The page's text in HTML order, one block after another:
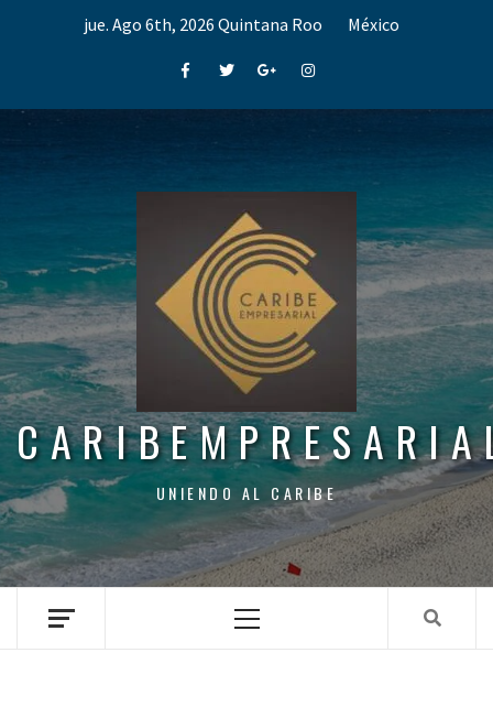
jue. Ago 6th, 2026 Quintana Roo México
FacebookTwitterGoogle+Instagram
UNIENDO AL CARIBE
Menu